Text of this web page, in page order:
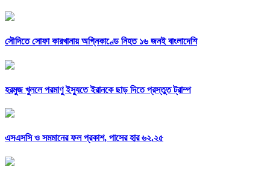
সৌদিতে সোফা কারখানায় অগ্নিকাণ্ডে নিহত ১৬ জনই বাংলাদেশি
হরমুজ খুললে পরমাণু ইস্যুতে ইরানকে ছাড় দিতে প্রস্তুত ট্রাম্প
এসএসসি ও সমমানের ফল প্রকাশ, পাসের হার ৬২.২৫